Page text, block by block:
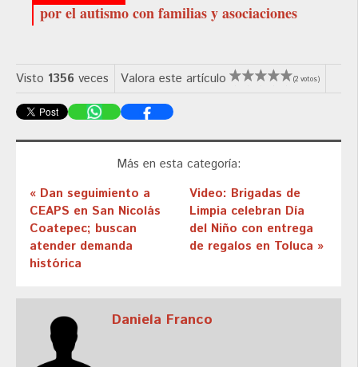
por el autismo con familias y asociaciones
Visto 1356 veces Valora este artículo (2 votos)
Más en esta categoría:
« Dan seguimiento a
CEAPS en San Nicolás
Coatepec; buscan
atender demanda
histórica
Video: Brigadas de
Limpia celebran Día
del Niño con entrega
de regalos en Toluca »
Daniela Franco